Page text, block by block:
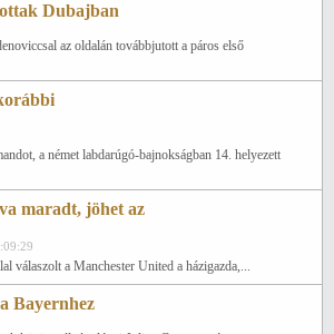
Dubajban
az oldalán továbbjutott a páros első
a német labdarúgó-bajnokságban 14. helyezett
maradt, jöhet az
válaszolt a Manchester United a házigazda,...
Bayernhez